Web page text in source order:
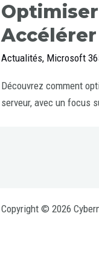
Actualités, Microsoft
Découvrez comment
serveur, avec un focus
Copyright © 2026